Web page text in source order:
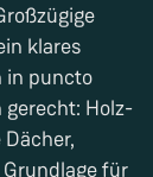
klares
in puncto
Holz-
für